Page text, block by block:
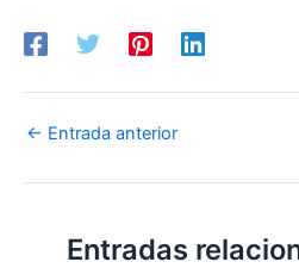
← Entrada anterior
Entradas